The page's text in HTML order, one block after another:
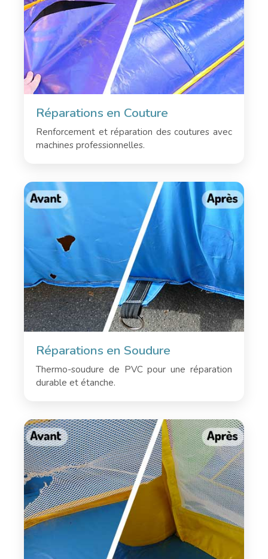
Réparations en Couture
Renforcement et réparation des coutures avec
machines professionnelles.
Réparations en Soudure
Thermo-soudure de PVC pour une réparation
durable et étanche.